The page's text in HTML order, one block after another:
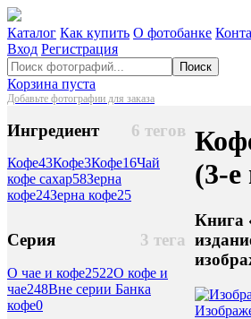
Каталог Как купить О фотобанке
Вход Регистрация
Поиск
Корзина пуста
Добавьте фотографии для заказа
6 тегов
Ингредиент
Кофе43Кофе3Кофе16Чай
кофе сахар58Зерна
кофе24Зерна кофе25
3 тега
Серия
О чае и кофе2522О кофе и
чае248Вне серии Банка
кофе0
(3-е
Книга